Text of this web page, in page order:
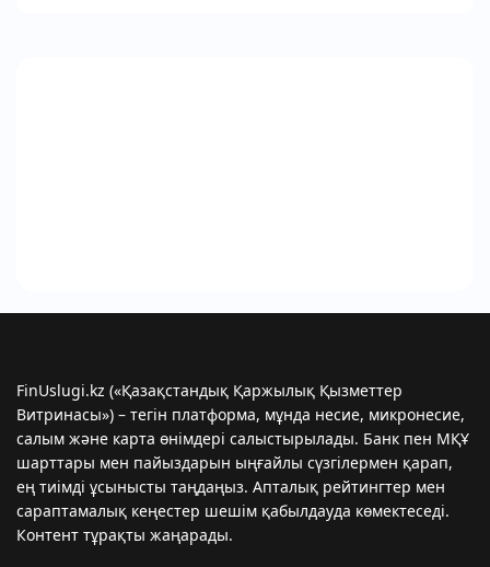
FinUslugi.kz («Қазақстандық Қаржылық Қызметтер
Витринасы») – тегін платформа, мұнда несие, микронесиe,
салым және карта өнімдері салыстырылады. Банк пен МҚҰ
шарттары мен пайыздарын ыңғайлы сүзгілермен қарап,
ең тиімді ұсынысты таңдаңыз. Апталық рейтингтер мен
сараптамалық кеңестер шешім қабылдауда көмектеседі.
Контент тұрақты жаңарады.